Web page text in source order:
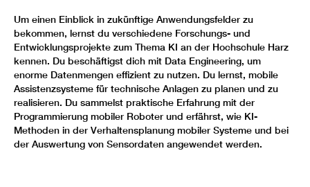
Um einen Einblick in zukünftige Anwendungsfelder zu
bekommen, lernst du verschiedene Forschungs- und
Entwicklungsprojekte zum Thema KI an der Hochschule Harz
kennen. Du beschäftigst dich mit Data Engineering, um
enorme Datenmengen effizient zu nutzen. Du lernst, mobile
Assistenzsysteme für technische Anlagen zu planen und zu
realisieren. Du sammelst praktische Erfahrung mit der
Programmierung mobiler Roboter und erfährst, wie KI-
Methoden in der Verhaltensplanung mobiler Systeme und bei
der Auswertung von Sensordaten angewendet werden.